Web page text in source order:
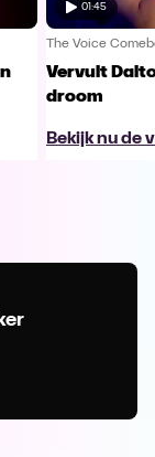
01:45
The Voice
Vervult
droom
Bekijk nu de